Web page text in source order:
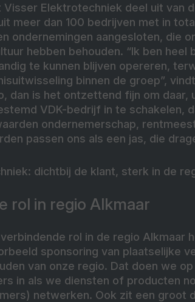
Visser Elektrotechniek deel uit van
meer dan 100 bedrijven met in
ondernemingen aangesloten, die
hebben behouden. “Ik ben
te kunnen blijven opereren,
binnen de groep”,
dan is het ontzettend fijn om
VDK-bedrijf in te schakelen,
ondernemerschap,
passen ons als een jas, die
dichtbij de klant, sterk in de
rol in regio Alkmaar
rol in de regio Alkmaar
sponsoring van plaatselijke
van onze regio. Dat doen we
in als we diensten of producten
netwerken. Ook zit een groot